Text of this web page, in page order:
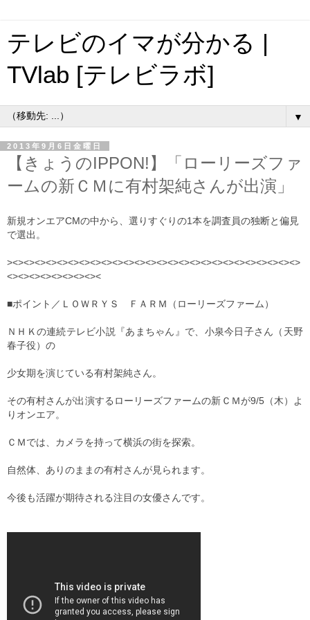
テレビのイマが分かる |
TVlab [テレビラボ]
▼
2013年9月6日金曜日
【きょうのIPPON!】「ローリーズファ
ームの新ＣＭに有村架純さんが出演」
新規オンエアCMの中から、選りすぐりの1本を調査員の独断と偏見
で選出。
><><><><><><><><><><><><><><><><><><><><><><><><><><>
<><><><><><><><><
■ポイント／ ＬＯＷＲＹＳ ＦＡＲＭ（ローリーズファーム）
ＮＨＫの連続テレビ小説『あまちゃん』で、小泉今日子さん（天野
春子役）の
少女期を演じている有村架純さん。
その有村さんが出演するローリーズファームの新ＣＭが9/5（木）よ
りオンエア。
ＣＭでは、カメラを持って横浜の街を探索。
自然体、ありのままの有村さんが見られます。
今後も活躍が期待される注目の女優さんです。